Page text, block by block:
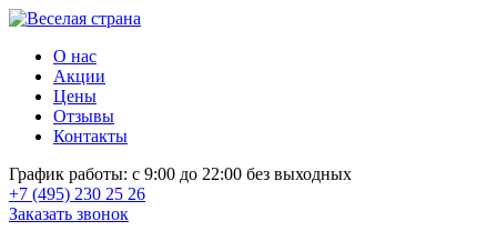
О нас
Акции
Цены
Отзывы
Контакты
График работы: с 9:00 до 22:00 без выходных
+7 (495) 230 25 26
Заказать звонок